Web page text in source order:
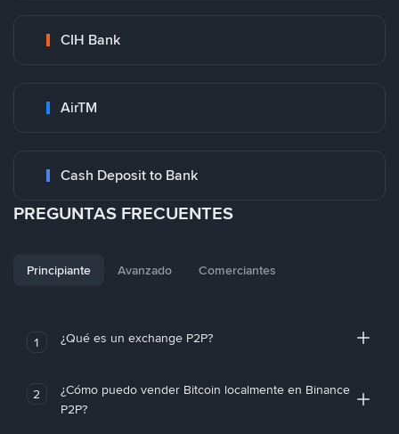
CIH Bank
AirTM
Cash Deposit to Bank
PREGUNTAS FRECUENTES
Principiante Avanzado Comerciantes
1 ¿Qué es un exchange P2P?
2
¿Cómo puedo vender Bitcoin localmente en Binance
P2P?